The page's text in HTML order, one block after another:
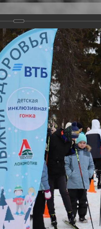
Версия для
Новости
"Лыжня здоровья" 2022
пунктов России,